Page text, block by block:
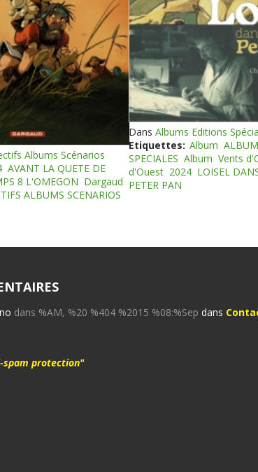
Albums Scénarios
AVANT LA QUETE DE
8 L'OMEGON Dargaud
ALBUMS SCENARIOS
Dans Albums Editions
Etiquettes: Album
SPECIALES Album Vents
d'Ouest 2024 LOISEL
PETER PAN
dans %AM, %20 %404 %2015 %08:%Sep dans
spam protection"